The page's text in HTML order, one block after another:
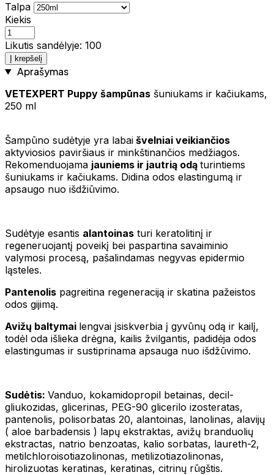
Talpa
Kiekis
Likutis sandėlyje: 100
Į krepšelį
Aprašymas
VETEXPERT Puppy šampūnas šuniukams ir kačiukams,
250 ml
Šampūno sudėtyje yra labai švelniai veikiančios
aktyviosios paviršiaus ir minkštinančios medžiagos.
Rekomenduojama jauniems ir jautrią odą turintiems
šuniukams ir kačiukams. Didina odos elastingumą ir
apsaugo nuo išdžiūvimo.
Sudėtyje esantis alantoinas turi keratolitinį ir
regeneruojantį poveikį bei paspartina savaiminio
valymosi procesą, pašalindamas negyvas epidermio
ląsteles.
Pantenolis pagreitina regeneraciją ir skatina pažeistos
odos gijimą.
Avižų baltymai lengvai įsiskverbia į gyvūnų odą ir kailį,
todėl oda išlieka drėgna, kailis žvilgantis, padidėja odos
elastingumas ir sustiprinama apsauga nuo išdžūvimo.
Sudėtis: Vanduo, kokamidopropil betainas, decil-
gliukozidas, glicerinas, PEG-90 glicerilo izosteratas,
pantenolis, polisorbatas 20, alantoinas, lanolinas, alavijų
( aloe barbadensis ) lapų ekstraktas, avižų branduolių
ekstractas, natrio benzoatas, kalio sorbatas, laureth-2,
metilchloroisotiazolinonas, metilizotiazolinonas,
hirolizuotas keratinas, keratinas, citrinų rūgštis.